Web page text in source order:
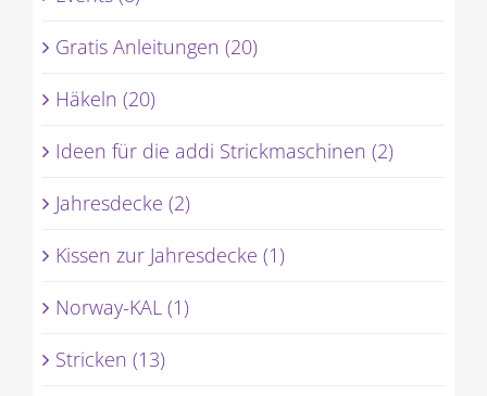
Gratis Anleitungen (20)
Häkeln (20)
Ideen für die addi Strickmaschinen (2)
Jahresdecke (2)
Kissen zur Jahresdecke (1)
Norway-KAL (1)
Stricken (13)